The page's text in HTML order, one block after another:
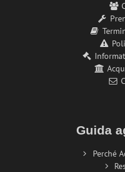
Guida
Perché